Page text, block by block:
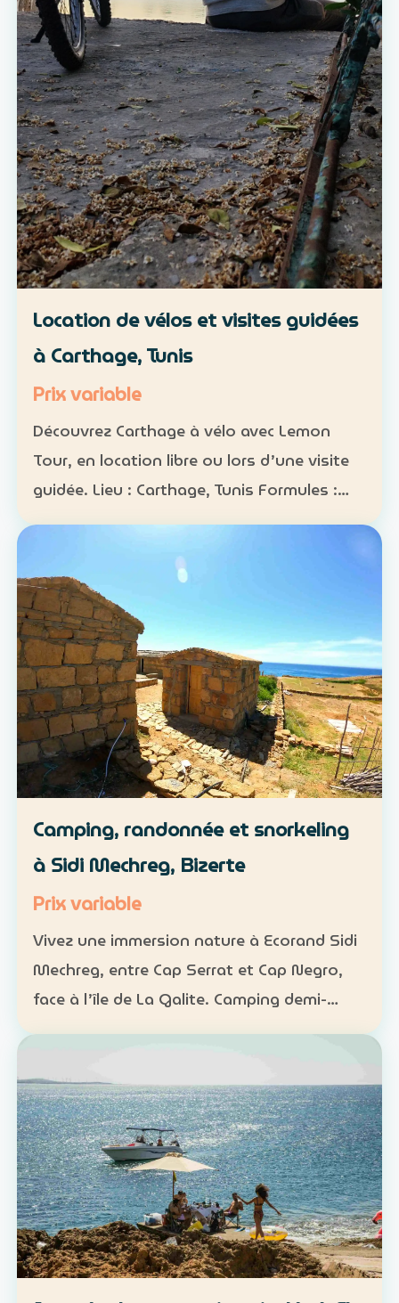
Location de vélos et visites guidées
à Carthage, Tunis
Prix variable
Découvrez Carthage à vélo avec Lemon
Tour, en location libre ou lors d’une visite
guidée. Lieu : Carthage, Tunis Formules :
location libre ou parcours accompagné
patrimoine lo…
Camping, randonnée et snorkeling
à Sidi Mechreg, Bizerte
Prix variable
Vivez une immersion nature à Ecorand Sidi
Mechreg, entre Cap Serrat et Cap Negro,
face à l’île de La Galite. Camping demi-
pension : 65 DT Camping pension complète
déjeuner : 120 DT…